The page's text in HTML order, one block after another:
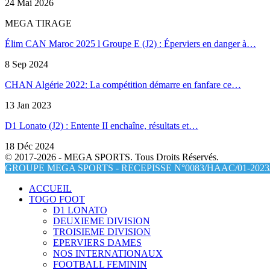
24 Mai 2026
MEGA TIRAGE
Élim CAN Maroc 2025 l Groupe E (J2) : Éperviers en danger à…
8 Sep 2024
CHAN Algérie 2022: La compétition démarre en fanfare ce…
13 Jan 2023
D1 Lonato (J2) : Entente II enchaîne, résultats et…
18 Déc 2024
© 2017-2026 - MEGA SPORTS. Tous Droits Réservés.
GROUPE MEGA SPORTS - RECEPISSE N°0083/HAAC/01-
ACCUEIL
TOGO FOOT
D1 LONATO
DEUXIEME DIVISION
TROISIEME DIVISION
EPERVIERS DAMES
NOS INTERNATIONAUX
FOOTBALL FEMININ